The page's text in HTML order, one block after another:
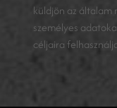
küldjön az
személyes
céljaira